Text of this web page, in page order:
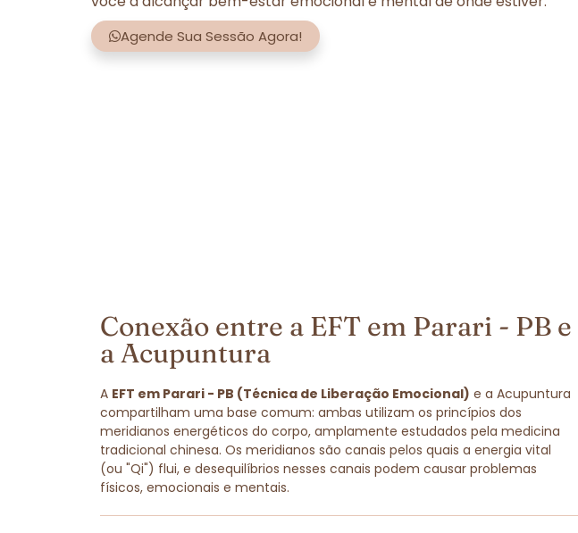
Agende Sua Sessão Agora!
Conexão entre a EFT em Parari - PB e
a Acupuntura
A EFT em Parari - PB (Técnica de Liberação Emocional) e a Acupuntura
compartilham uma base comum: ambas utilizam os princípios dos
meridianos energéticos do corpo, amplamente estudados pela medicina
tradicional chinesa. Os meridianos são canais pelos quais a energia vital
(ou "Qi") flui, e desequilíbrios nesses canais podem causar problemas
físicos, emocionais e mentais.